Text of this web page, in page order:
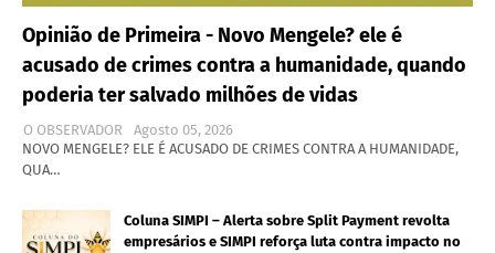
Opinião de Primeira - Novo Mengele? ele é
acusado de crimes contra a humanidade, quando
poderia ter salvado milhões de vidas
O OBSERVADOR
Agosto 05, 2026
NOVO MENGELE? ELE É ACUSADO DE CRIMES CONTRA A HUMANIDADE,
QUA…
Coluna SIMPI – Alerta sobre Split Payment revolta
empresários e SIMPI reforça luta contra impacto no